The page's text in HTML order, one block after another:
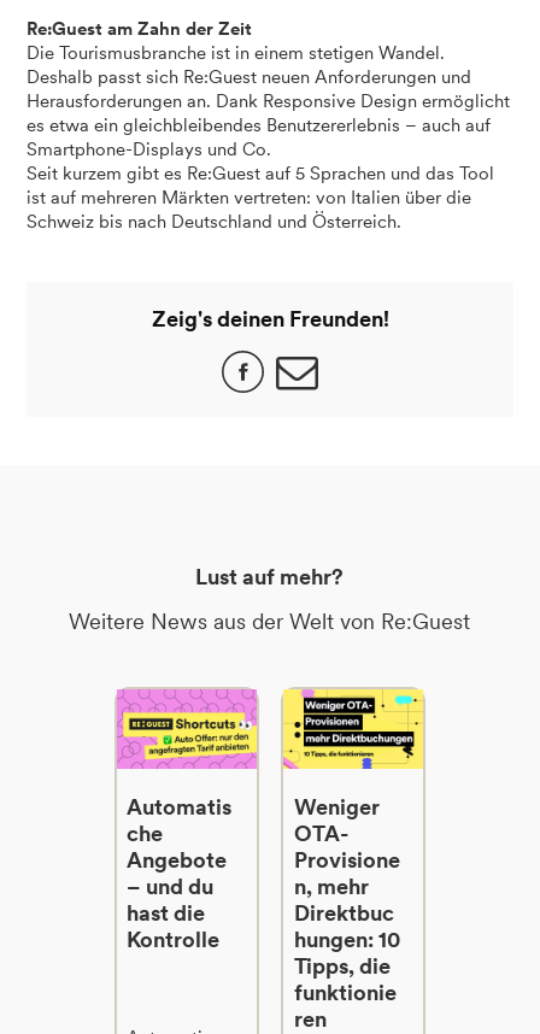
Re:Guest am Zahn der Zeit
Die Tourismusbranche ist in einem stetigen Wandel.
Deshalb passt sich Re:Guest neuen Anforderungen und
Herausforderungen an. Dank Responsive Design ermöglicht
es etwa ein gleichbleibendes Benutzererlebnis – auch auf
Smartphone-Displays und Co.
Seit kurzem gibt es Re:Guest auf 5 Sprachen und das Tool
ist auf mehreren Märkten vertreten: von Italien über die
Schweiz bis nach Deutschland und Österreich.
Zeig's deinen Freunden!
Lust auf mehr?
Weitere News aus der Welt von Re:Guest
Automatis
che
Angebote
– und du
hast die
Kontrolle
Weniger
OTA-
Provisione
n, mehr
Direktbuc
hungen: 10
Tipps, die
funktionie
ren